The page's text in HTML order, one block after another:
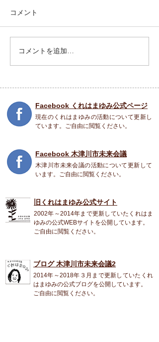
祝園 Peace Piece フェス
コメント
コメントを追加…
Facebook くれはまゆみ公式ページ
現在のくれはまゆみの活動について更新し
ています。ご自由に閲覧ください。
Facebook 木津川市未来会議
木津川市未来会議の活動について更新して
います。ご自由に閲覧ください。
旧くれはまゆみ公式サイト
2002年～2014年まで更新していたくれはま
ゆみの公式WEBサイトを公開しています。
ご自由に閲覧ください。
ブログ 木津川市未来会議2
2014年～2018年３月まで更新していたくれ
はまゆみの公式ブログを公開しています。
ご自由に閲覧ください。